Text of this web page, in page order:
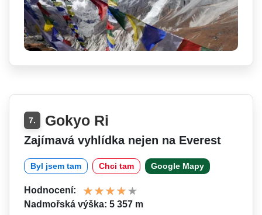
7. Gokyo Ri
Zajímavá vyhlídka nejen na Everest
Byl jsem tam Chci tam Google Mapy
Hodnocení:
Nadmořská výška: 5 357 m